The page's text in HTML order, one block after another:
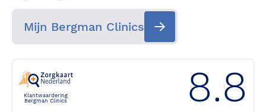
Mijn Bergman Clinics
Klantwaardering
Bergman Clinics
8.8